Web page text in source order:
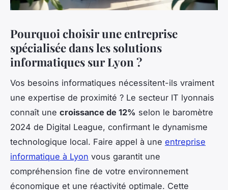
Pourquoi choisir une entreprise
spécialisée dans les solutions
informatiques sur Lyon ?
Vos besoins informatiques nécessitent-ils vraiment
une expertise de proximité ? Le secteur IT lyonnais
connaît une croissance de 12% selon le baromètre
2024 de Digital League, confirmant le dynamisme
technologique local. Faire appel à une entreprise
informatique à Lyon vous garantit une
compréhension fine de votre environnement
économique et une réactivité optimale. Cette